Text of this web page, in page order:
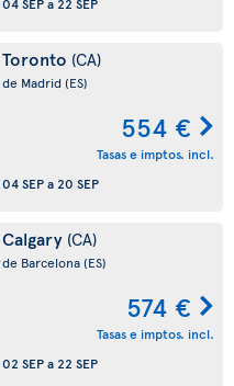
04 SEPa22 SEP
Toronto (CA)
de Madrid(ES)
554 €
Tasas e imptos. incl.
04 SEPa20 SEP
Calgary (CA)
de Barcelona(ES)
574 €
Tasas e imptos. incl.
02 SEPa22 SEP